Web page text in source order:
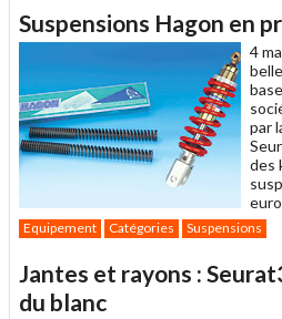
Suspensions Hagon en
4
par
des
Equipement Catégories Suspensions
Jantes et rayons :
du blanc